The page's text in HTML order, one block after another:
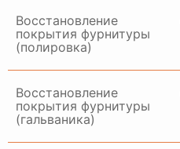
Восстановление
покрытия фурнитуры
(полировка)
Восстановление
покрытия фурнитуры
(гальваника)